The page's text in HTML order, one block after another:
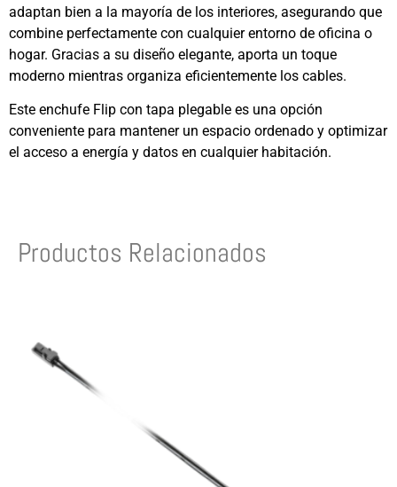
adaptan bien a la mayoría de los interiores, asegurando que
combine perfectamente con cualquier entorno de oficina o
hogar. Gracias a su diseño elegante, aporta un toque
moderno mientras organiza eficientemente los cables.
Este enchufe Flip con tapa plegable es una opción
conveniente para mantener un espacio ordenado y optimizar
el acceso a energía y datos en cualquier habitación.
Productos Relacionados